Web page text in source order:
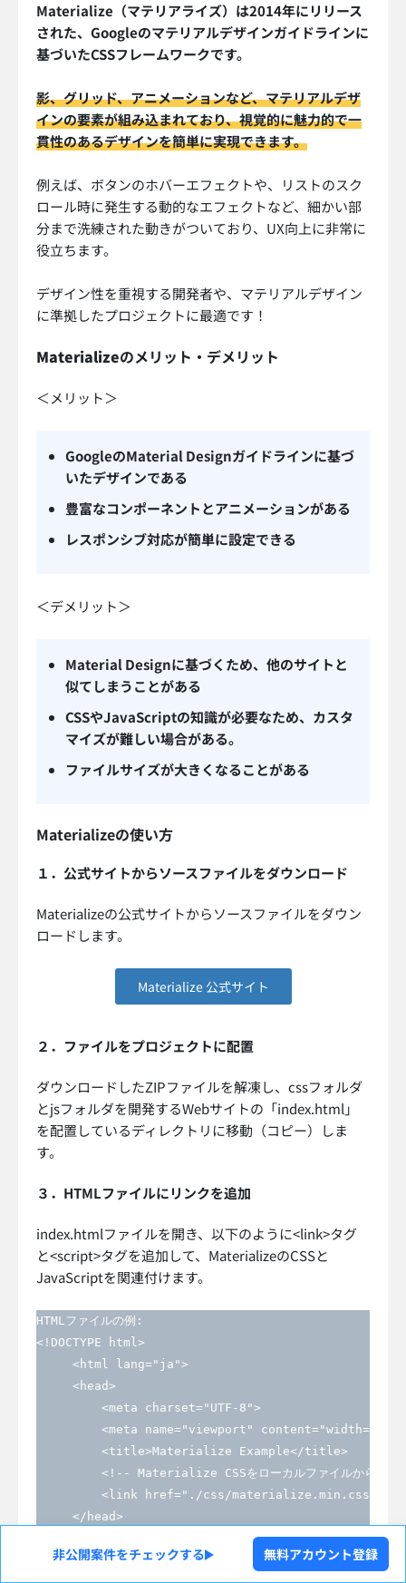
Materialize（マテリアライズ）は2014年にリリース
された、Googleのマテリアルデザインガイドラインに
基づいたCSSフレームワークです。
影、グリッド、アニメーションなど、マテリアルデザ
インの要素が組み込まれており、視覚的に魅力的で一
貫性のあるデザインを簡単に実現できます。
例えば、ボタンのホバーエフェクトや、リストのスク
ロール時に発生する動的なエフェクトなど、細かい部
分まで洗練された動きがついており、UX向上に非常に
役立ちます。
デザイン性を重視する開発者や、マテリアルデザイン
に準拠したプロジェクトに最適です！
Materializeのメリット・デメリット
＜メリット＞
GoogleのMaterial Designガイドラインに基づ
いたデザインである
豊富なコンポーネントとアニメーションがある
レスポンシブ対応が簡単に設定できる
＜デメリット＞
Material Designに基づくため、他のサイトと
似てしまうことがある
CSSやJavaScriptの知識が必要なため、カスタ
マイズが難しい場合がある。
ファイルサイズが大きくなることがある
Materializeの使い方
１．公式サイトからソースファイルをダウンロード
Materializeの公式サイトからソースファイルをダウン
ロードします。
Materialize 公式サイト
２．ファイルをプロジェクトに配置
ダウンロードしたZIPファイルを解凍し、cssフォルダ
とjsフォルダを開発するWebサイトの「index.html」
を配置しているディレクトリに移動（コピー）しま
す。
３．HTMLファイルにリンクを追加
index.htmlファイルを開き、以下のように<link>タグ
と<script>タグを追加して、MaterializeのCSSと
JavaScriptを関連付けます。
HTMLファイルの例:
<!DOCTYPE html>
     <html lang="ja">
     <head>
         <meta charset="UTF-8">
<meta name="viewport"
         <title>Materialize Example</title>
<!-- Materialize CSSをローカルファイルから読み
<link href="./css/materialize.min.css"
     </head>
<h1 class="center-align">Hello,
非公開案件をチェックする 無料アカウント登録